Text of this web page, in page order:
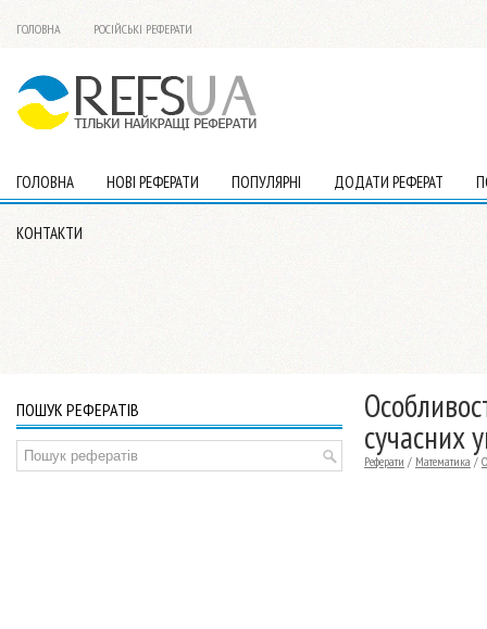
ГОЛОВНА РОСІЙСЬКІ РЕФЕРАТИ
ГОЛОВНА НОВІ РЕФЕРАТИ ПОПУЛЯРНІ ДОДАТИ РЕФЕРАТ
КОНТАКТИ
сучасних
Реферати / Математика /
ПОШУК РЕФЕРАТІВ